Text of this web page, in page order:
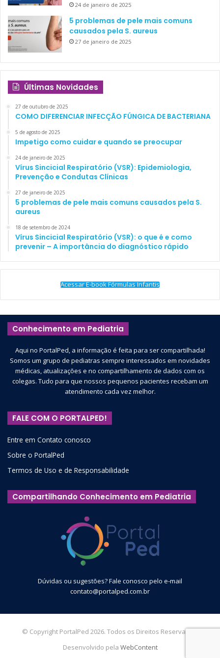
24 de janeiro de 2025
5 problemas de pele mais comuns
causados pela S. aureus
27 de janeiro de 2025
Últimas Novidades
27 de outubro de 2025
COMO DIFERENCIAR INFECÇÃO FÚNGICA DE BACTERIANA
5 de agosto de 2025
Impetigo como cuidar e quando se preocupar
24 de janeiro de 2025
Vírus Sincicial Respiratório (VSR): Epidemiologia,
Prevenção e Condutas Clínicas
27 de janeiro de 2025
5 problemas de pele mais comuns causados pela S.
aureus
18 de setembro de 2024
Vírus Sincicial Respiratório (VSR): o que é e como
prevenir – A importância do diagnóstico rápido
Acessar E-book Fórmulas Infantis
Conhecimento em Pediatria
Aqui no PortalPed, a informação é feita para ser compartilhada!
Somos um grupo de pediatras sempre interessados em novidades
médicas, atualizações e no compartilhamento de dados com os
colegas. Tudo para que nossos pequenos pacientes recebam um
atendimento cada vez melhor.
FALE COM O PORTALPED!
Entre em Contato conosco
Sobre o PortalPed
Termos de Uso e de Responsabilidade
Compartilhando Conhecimento em Pediatria
Dúvidas ou sugestões? Fale conosco pelo e-mail
contato@portalped.com.br
© Copyright PortalPed 2026. Todos os Direitos Reservados.
Desenvolvido pela WebContent